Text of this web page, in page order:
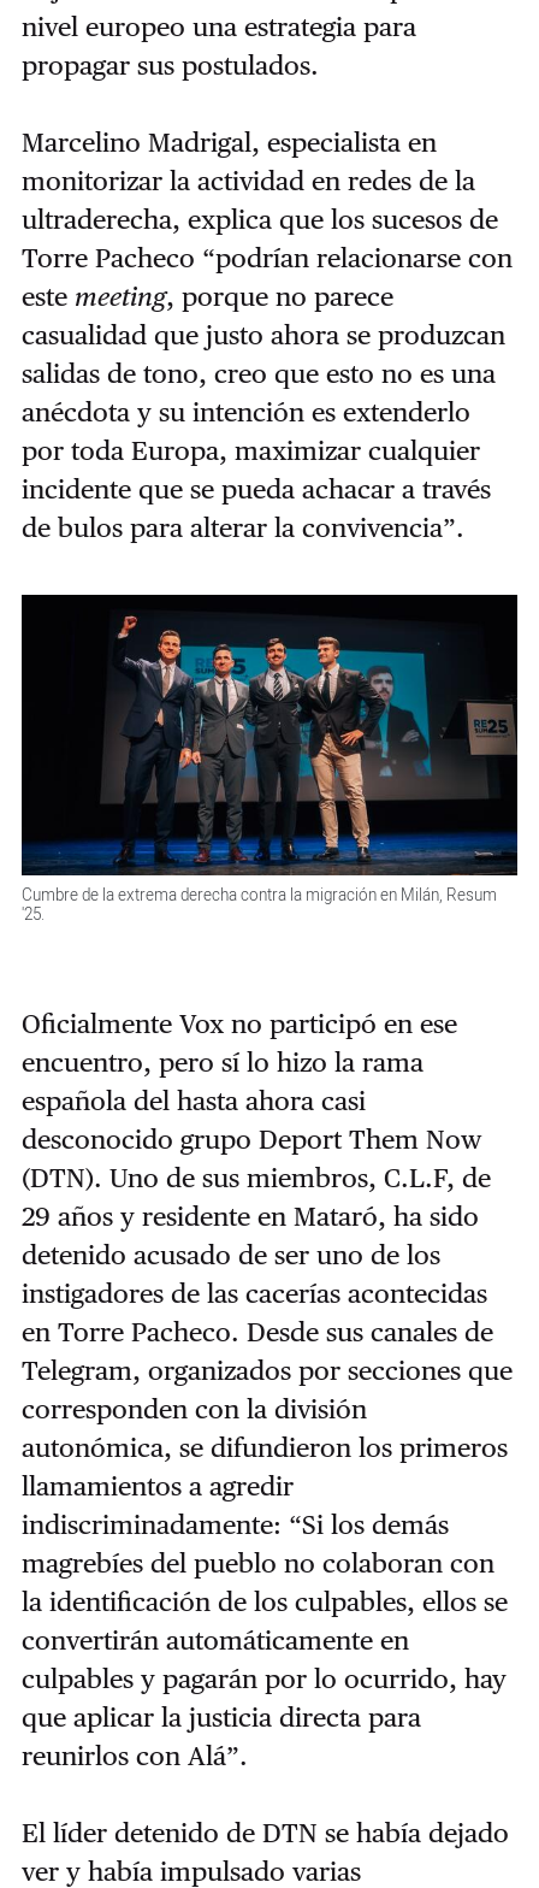
nivel europeo una estrategia para
propagar sus postulados.
Marcelino Madrigal, especialista en
monitorizar la actividad en redes de la
ultraderecha, explica que los sucesos de
Torre Pacheco “podrían relacionarse con
este meeting, porque no parece
casualidad que justo ahora se produzcan
salidas de tono, creo que esto no es una
anécdota y su intención es extenderlo
por toda Europa, maximizar cualquier
incidente que se pueda achacar a través
de bulos para alterar la convivencia”.
Cumbre de la extrema derecha contra la migración en Milán, Resum
'25.
Oficialmente Vox no participó en ese
encuentro, pero sí lo hizo la rama
española del hasta ahora casi
desconocido grupo Deport Them Now
(DTN). Uno de sus miembros, C.L.F, de
29 años y residente en Mataró, ha sido
detenido acusado de ser uno de los
instigadores de las cacerías acontecidas
en Torre Pacheco. Desde sus canales de
Telegram, organizados por secciones que
corresponden con la división
autonómica, se difundieron los primeros
llamamientos a agredir
indiscriminadamente: “Si los demás
magrebíes del pueblo no colaboran con
la identificación de los culpables, ellos se
convertirán automáticamente en
culpables y pagarán por lo ocurrido, hay
que aplicar la justicia directa para
reunirlos con Alá”.
El líder detenido de DTN se había dejado
ver y había impulsado varias